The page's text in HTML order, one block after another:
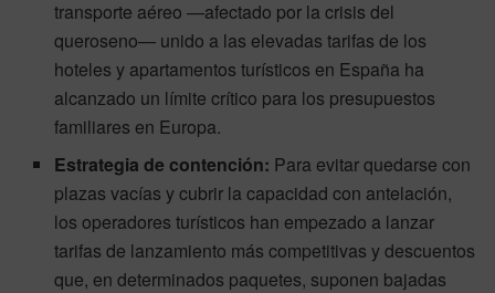
transporte aéreo —afectado por la crisis del
queroseno— unido a las elevadas tarifas de los
hoteles y apartamentos turísticos en España ha
alcanzado un límite crítico para los presupuestos
familiares en Europa.
Estrategia de contención: Para evitar quedarse con
plazas vacías y cubrir la capacidad con antelación,
los operadores turísticos han empezado a lanzar
tarifas de lanzamiento más competitivas y descuentos
que, en determinados paquetes, suponen bajadas